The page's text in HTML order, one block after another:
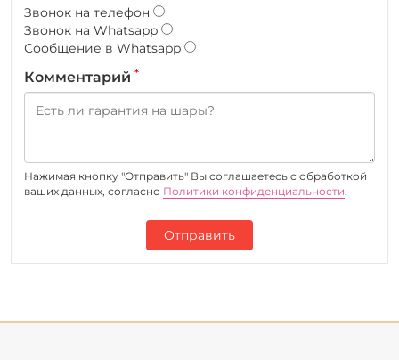
Звонок на телефон
Звонок на Whatsapp
Сообщение в Whatsapp
Комментарий *
Нажимая кнопку "Отправить" Вы соглашаетесь c обработкой
ваших данных, согласно Политики конфиденциальности.
Отправить